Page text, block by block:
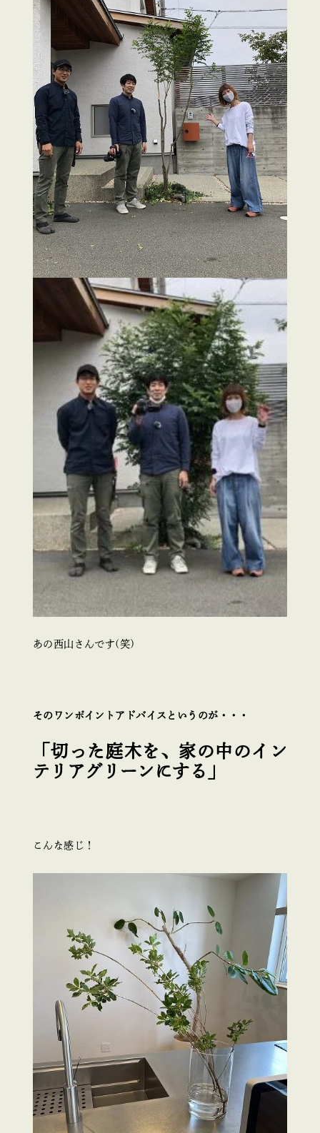
あの西山さんです(笑)
そのワンポイントアドバイスというのが・・・
「切った庭木を、家の中のイン
テリアグリーンにする」
こんな感じ！